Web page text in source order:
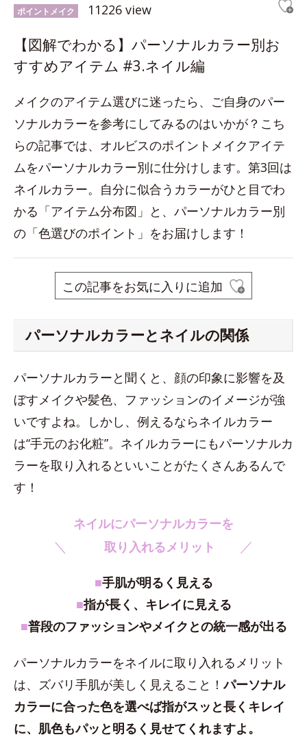
ポイントメイク 11226 view
【図解でわかる】パーソナルカラー別お
すすめアイテム #3.ネイル編
メイクのアイテム選びに迷ったら、ご自身のパー
ソナルカラーを参考にしてみるのはいかが？こち
らの記事では、オルビスのポイントメイクアイテ
ムをパーソナルカラー別に仕分けします。第3回は
ネイルカラー。自分に似合うカラーがひと目でわ
かる「アイテム分布図」と、パーソナルカラー別
の「色選びのポイント」をお届けします！
この記事をお気に入りに追加
パーソナルカラーとネイルの関係
パーソナルカラーと聞くと、顔の印象に影響を及
ぼすメイクや髪色、ファッションのイメージが強
いですよね。しかし、例えるならネイルカラー
は“手元のお化粧”。ネイルカラーにもパーソナルカ
ラーを取り入れるといいことがたくさんあるんで
す！
ネイルにパーソナルカラーを
＼ 取り入れるメリット ／
■手肌が明るく見える
■指が長く、キレイに見える
■普段のファッションやメイクとの統一感が出る
パーソナルカラーをネイルに取り入れるメリット
は、ズバリ手肌が美しく見えること！パーソナル
カラーに合った色を選べば指がスッと長くキレイ
に、肌色もパッと明るく見せてくれますよ。